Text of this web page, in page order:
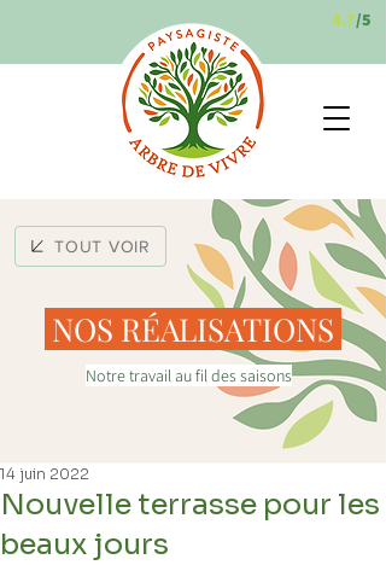
4.7/5
TOUT VOIR
NOS RÉALISATIONS
Notre travail au fil des saisons
Nouvelle terrasse pour les
beaux jours
14 juin 2022